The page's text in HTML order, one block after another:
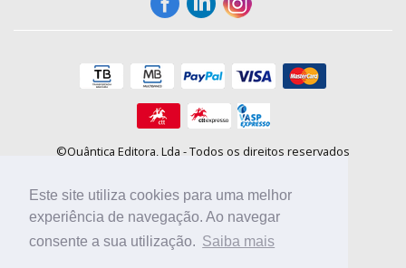
Este site utiliza cookies para uma melhor
experiência de navegação. Ao navegar
consente a sua utilização. Saiba mais
©Quântica Editora, Lda - Todos os direitos reservados
E-mail: info@booki.pt
Tel.: +351 220 104 872(custo de chamada para a rede fixa